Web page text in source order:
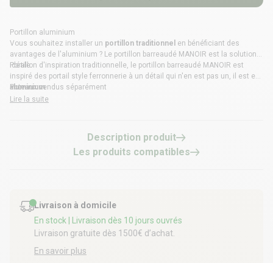
Portillon aluminium
Vous souhaitez installer un portillon traditionnel en bénéficiant des
avantages de l'aluminium ? Le portillon barreaudé MANOIR est la solution
idéale.
Portillon d'inspiration traditionnelle, le portillon barreaudé MANOIR est
inspiré des portail style ferronnerie à un détail qui n'en est pas un, il est en
aluminium.
Poteaux vendus séparément
Lire la suite
Description produit
Les produits compatibles
Livraison à domicile
En stock
| Livraison dès 10 jours ouvrés
Livraison gratuite dès 1500€ d’achat.
En savoir plus